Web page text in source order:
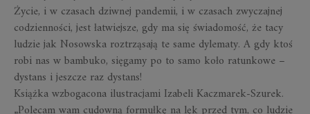
Życie, i w czasach dziwnej pandemii, i w czasach zwyczajnej
codzienności, jest łatwiejsze, gdy ma się świadomość, że tacy
ludzie jak Nosowska roztrząsają te same dylematy. A gdy ktoś
robi nas w bambuko, sięgamy po to samo koło ratunkowe –
dystans i jeszcze raz dystans!
Książka wzbogacona ilustracjami Izabeli Kaczmarek-Szurek.